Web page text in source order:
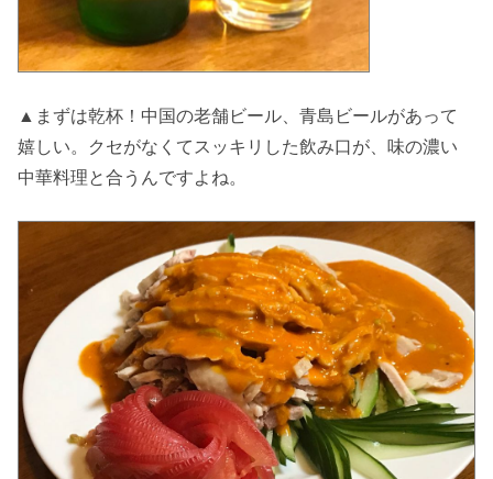
▲まずは乾杯！中国の老舗ビール、青島ビールがあって
嬉しい。クセがなくてスッキリした飲み口が、味の濃い
中華料理と合うんですよね。